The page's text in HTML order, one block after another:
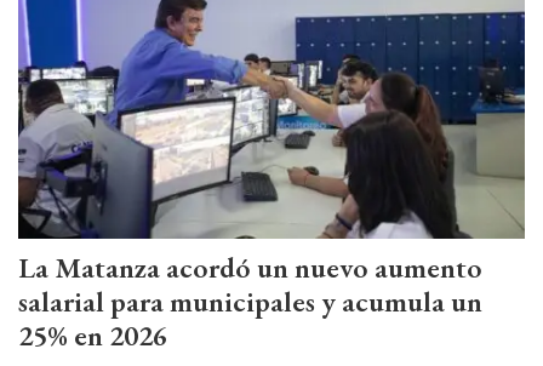
La Matanza acordó un nuevo aumento
salarial para municipales y acumula un
25% en 2026